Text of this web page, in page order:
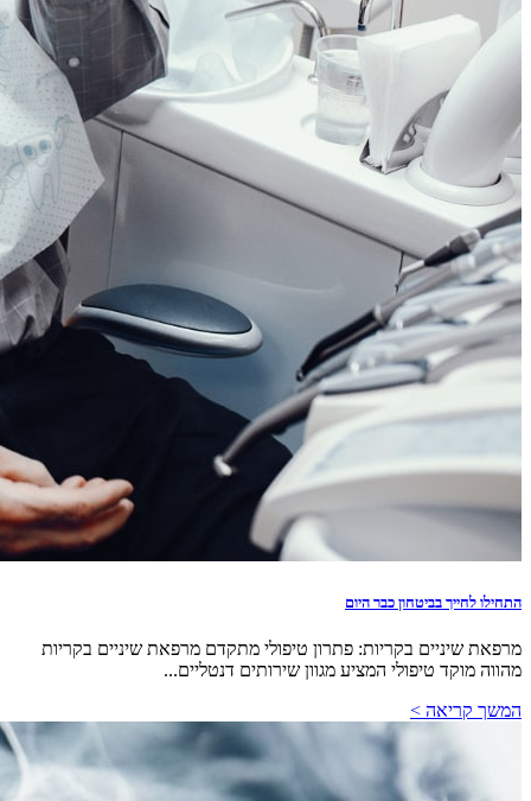
התחילו לחייך בביטחון כבר היום
מרפאת שיניים בקריות: פתרון טיפולי מתקדם מרפאת שיניים בקריות
מהווה מוקד טיפולי המציע מגוון שירותים דנטליים...
המשך קריאה >